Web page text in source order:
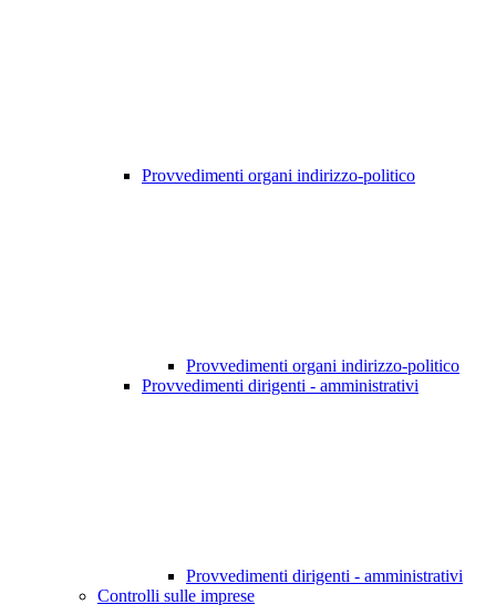
Provvedimenti organi indirizzo-politico
Provvedimenti organi indirizzo-politico
Provvedimenti dirigenti - amministrativi
Provvedimenti dirigenti - amministrativi
Controlli sulle imprese